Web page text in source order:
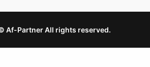
Af-Partner All rights reserved.